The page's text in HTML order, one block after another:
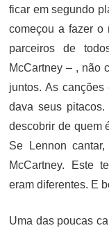
ficar em segundo
começou a fazer o
parceiros de
McCartney – , não
juntos. As
dava seus
descobrir de quem
Se Lennon
McCartney. Este
eram diferentes. E
Uma das poucas